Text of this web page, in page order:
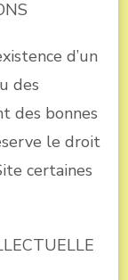
d’un
des
des bonnes
le droit
certaines